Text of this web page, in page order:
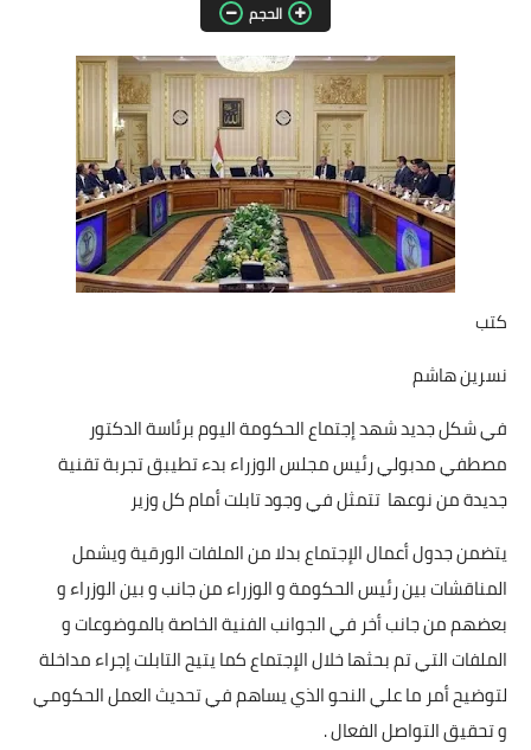
مقالات واراء
محافظات
القاهرة
القليوبية
الجيزة
أسيوط
أخبار الرياضة
أخبار الفن
صحة
الحجم
كتب
نسرين هاشم
في شكل جديد شهد إجتماع الحكومة اليوم برئاسة الدكتور
مصطفي مدبولي رئيس مجلس الوزراء بدء تطيبق تجربة تقنية
جديدة من نوعها تتمثل في وجود تابلت أمام كل وزير
يتضمن جدول أعمال الإجتماع بدلا من الملفات الورقية ويشمل
المناقشات بين رئيس الحكومة و الوزراء من جانب و بين الوزراء و
بعضهم من جانب أخر في الجوانب الفنية الخاصة بالموضوعات و
الملفات التي تم بحثها خلال الإجتماع كما يتيح التابلت إجراء مداخلة
لتوضيح أمر ما علي النحو الذي يساهم في تحديث العمل الحكومي
و تحقيق التواصل الفعال .